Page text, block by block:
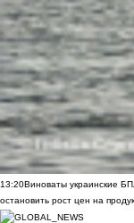
13:20Виноваты украинские
остановить рост цен на